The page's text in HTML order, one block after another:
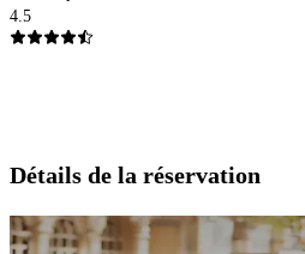
4.5
Détails de la réservation